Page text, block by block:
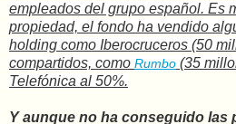
empleados del grupo español. Es
propiedad, el fondo ha vendido
holding como Iberocruceros (50
compartidos, como Rumbo (35
Telefónica al 50%.
Y aunque no ha conseguido las